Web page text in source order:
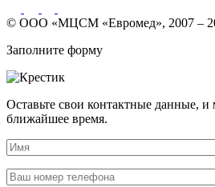
© ООО «МЦСМ «Евромед», 2007 –
Заполните форму
Оставьте свои контактные данные,
ближайшее время.